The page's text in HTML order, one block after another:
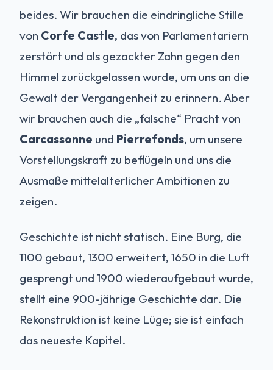
beides. Wir brauchen die eindringliche Stille
von Corfe Castle, das von Parlamentariern
zerstört und als gezackter Zahn gegen den
Himmel zurückgelassen wurde, um uns an die
Gewalt der Vergangenheit zu erinnern. Aber
wir brauchen auch die „falsche“ Pracht von
Carcassonne und Pierrefonds, um unsere
Vorstellungskraft zu beflügeln und uns die
Ausmaße mittelalterlicher Ambitionen zu
zeigen.
Geschichte ist nicht statisch. Eine Burg, die
1100 gebaut, 1300 erweitert, 1650 in die Luft
gesprengt und 1900 wiederaufgebaut wurde,
stellt eine 900-jährige Geschichte dar. Die
Rekonstruktion ist keine Lüge; sie ist einfach
das neueste Kapitel.